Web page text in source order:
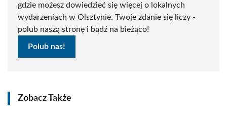
gdzie możesz dowiedzieć się więcej o lokalnych
wydarzeniach w Olsztynie. Twoje zdanie się liczy -
polub naszą stronę i bądź na bieżąco!
Polub nas!
Zobacz Także